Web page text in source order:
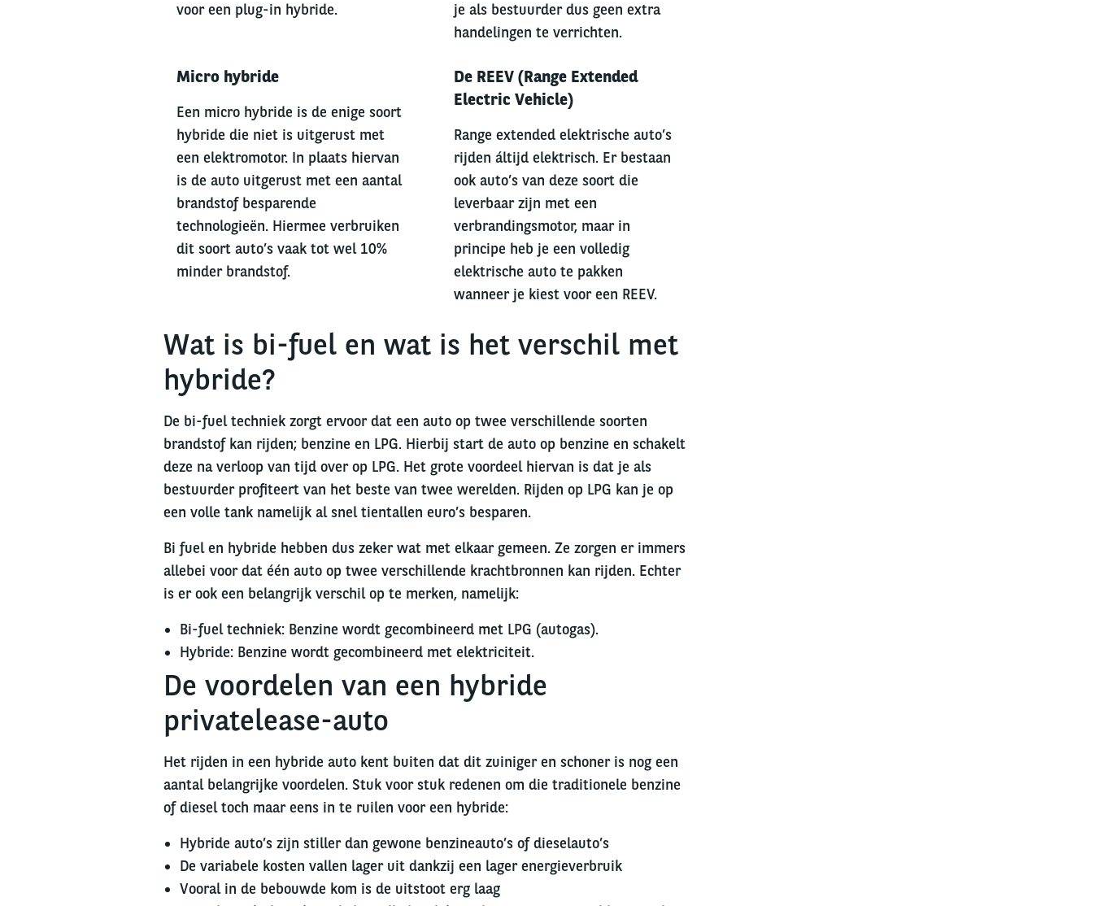
voor een plug-in hybride.
je als bestuurder dus geen extra
handelingen te verrichten.
LeftMicro hybride
Een micro hybride is de enige soort
hybride die niet is uitgerust met
een elektromotor. In plaats hiervan
is de auto uitgerust met een aantal
brandstof besparende
technologieën. Hiermee verbruiken
dit soort auto’s vaak tot wel 10%
minder brandstof.
Right
column
De REEV (Range Extended
Electric Vehicle)
Range extended elektrische auto’s
rijden áltijd elektrisch. Er bestaan
ook auto’s van deze soort die
leverbaar zijn met een
verbrandingsmotor, maar in
principe heb je een volledig
elektrische auto te pakken
wanneer je kiest voor een REEV.
Wat is bi-fuel en wat is het verschil met
hybride?
De bi-fuel techniek zorgt ervoor dat een auto op twee verschillende soorten
brandstof kan rijden; benzine en LPG. Hierbij start de auto op benzine en schakelt
deze na verloop van tijd over op LPG. Het grote voordeel hiervan is dat je als
bestuurder profiteert van het beste van twee werelden. Rijden op LPG kan je op
een volle tank namelijk al snel tientallen euro’s besparen.
Bi fuel en hybride hebben dus zeker wat met elkaar gemeen. Ze zorgen er immers
allebei voor dat één auto op twee verschillende krachtbronnen kan rijden. Echter
is er ook een belangrijk verschil op te merken, namelijk:
Bi-fuel techniek: Benzine wordt gecombineerd met LPG (autogas).
Hybride: Benzine wordt gecombineerd met elektriciteit.
De voordelen van een hybride
privatelease-auto
Het rijden in een hybride auto kent buiten dat dit zuiniger en schoner is nog een
aantal belangrijke voordelen. Stuk voor stuk redenen om die traditionele benzine
of diesel toch maar eens in te ruilen voor een hybride:
Hybride auto’s zijn stiller dan gewone benzineauto’s of dieselauto’s
De variabele kosten vallen lager uit dankzij een lager energieverbruik
Vooral in de bebouwde kom is de uitstoot erg laag